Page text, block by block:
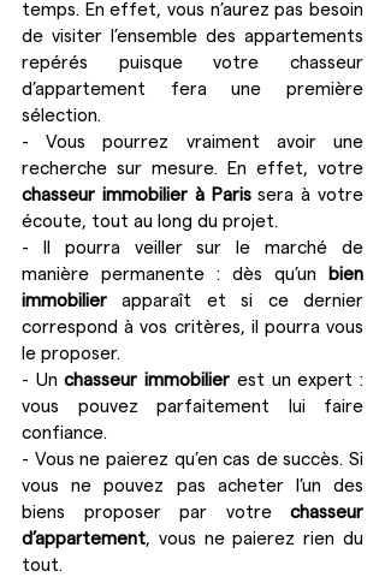
temps. En effet, vous n’aurez pas besoin
de visiter l’ensemble des appartements
repérés puisque votre chasseur
d’appartement fera une première
sélection.
- Vous pourrez vraiment avoir une
chasseur immobilier à Paris sera à votre
écoute, tout au long du projet.
- Il pourra veiller sur le marché de
manière permanente : dès qu’un
bien
immobilier apparaît et si ce dernier
correspond à vos critères, il pourra vous
le proposer.
- Un chasseur immobilier est un expert :
vous pouvez parfaitement lui faire
confiance.
- Vous ne paierez qu’en cas de succès. Si
vous ne pouvez pas acheter l’un des
biens proposer par votre chasseur
d’appartement, vous ne paierez rien du
tout.